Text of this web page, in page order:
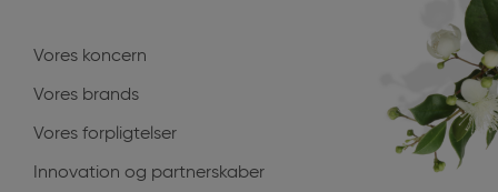
Vores koncern
Vores brands
Vores forpligtelser
Innovation og partnerskaber